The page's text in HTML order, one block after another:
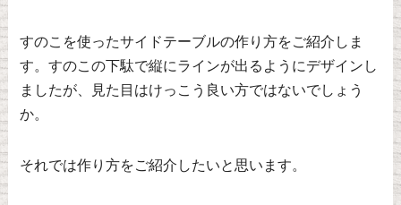
すのこを使ったサイドテーブルの作り方をご紹介しま
す。すのこの下駄で縦にラインが出るようにデザインし
ましたが、見た目はけっこう良い方ではないでしょう
か。
それでは作り方をご紹介したいと思います。